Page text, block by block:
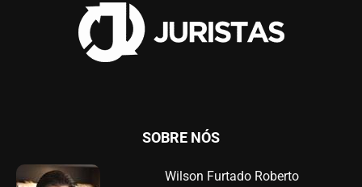
SOBRE NÓS
Wilson Furtado Roberto